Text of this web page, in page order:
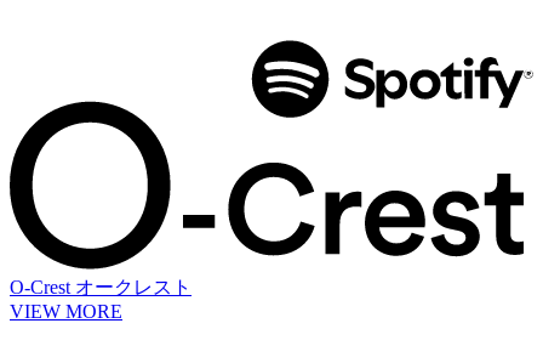
O-Crest オークレスト
VIEW MORE